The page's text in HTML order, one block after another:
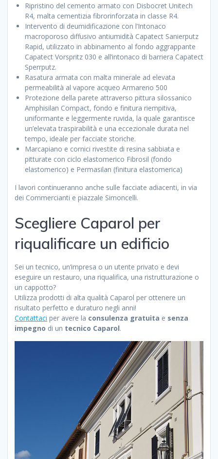
Ripristino del cemento armato con Disbocret Unitech
R4, malta cementizia fibrorinforzata in classe R4.
Intervento di deumidificazione con l’Intonaco
macroporoso diffusivo antiumidità Capatect Sanierputz
Rapid, utilizzato in abbinamento al fondo aggrappante
Capatect Vorspritz 030 e all’intonaco di barriera Capatect
Sperrputz.
Rasatura armata con malta minerale ad elevata
permeabilità al vapore acqueo Armareno 500
Protezione della parete attraverso pittura silossanico
Amphisilan Compact, fondo e finitura riempitiva,
uniformante e leggermente ruvida, la quale garantisce
un’elevata traspirabilità e una eccezionale durata nel
tempo, ideale per facciate storiche.
Marcapiano e cornici rivestite di resina sabbiata e
pitturate con ciclo elastomerico Fibrosil (fondo
elastomerico) e Permasilan (finitura elastomerica)
I lavori continueranno anche sulle facciate adiacenti, in via
dei Commercianti e piazzale Simoncelli.
Scegliere Caparol per
riqualificare un edificio
Sei un tecnico, un’impresa o un utente privato e devi
eseguire un restauro, una riqualifica, una ristrutturazione o
un cappotto?
Utilizza prodotti di alta qualità Caparol per ottenere un
risultato perfetto e duraturo negli anni!
Contattaci per avere la consulenza gratuita e senza
impegno di un tecnico Caparol.